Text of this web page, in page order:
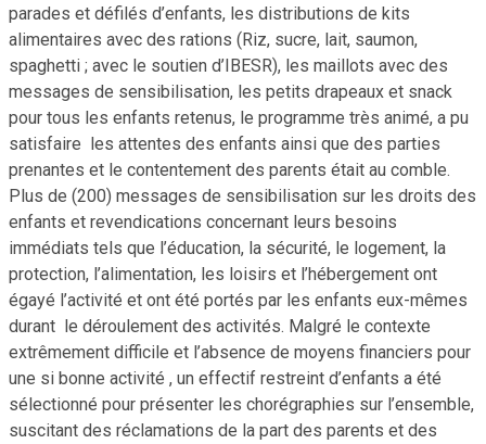
parades et défilés d’enfants, les distributions de kits
alimentaires avec des rations (Riz, sucre, lait, saumon,
spaghetti ; avec le soutien d’IBESR), les maillots avec des
messages de sensibilisation, les petits drapeaux et snack
pour tous les enfants retenus, le programme très animé, a pu
satisfaire les attentes des enfants ainsi que des parties
prenantes et le contentement des parents était au comble.
Plus de (200) messages de sensibilisation sur les droits des
enfants et revendications concernant leurs besoins
immédiats tels que l’éducation, la sécurité, le logement, la
protection, l’alimentation, les loisirs et l’hébergement ont
égayé l’activité et ont été portés par les enfants eux-mêmes
durant le déroulement des activités. Malgré le contexte
extrêmement difficile et l’absence de moyens financiers pour
une si bonne activité , un effectif restreint d’enfants a été
sélectionné pour présenter les chorégraphies sur l’ensemble,
suscitant des réclamations de la part des parents et des